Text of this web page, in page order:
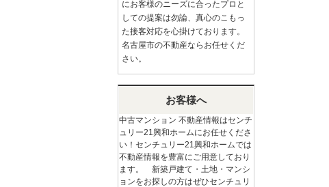
にお客様のニーズに合ったプロと
しての提案は勿論、真心のこもっ
た接客対応を心掛けております。
名古屋市の不動産ならお任せくだ
さい。
お客様へ
中古マンション 不動産情報はセンチ
ュリー21興和ホームにお任せくださ
い！センチュリー21興和ホームでは
不動産情報を豊富にご用意しており
ます。 新築戸建て・土地・マンシ
ョンをお探しの方はぜひセンチュリ